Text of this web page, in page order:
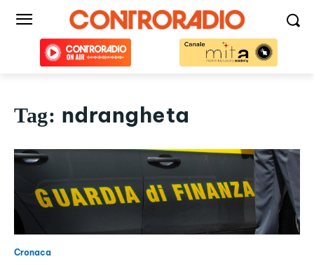
Tag: ndrangheta
Cronaca